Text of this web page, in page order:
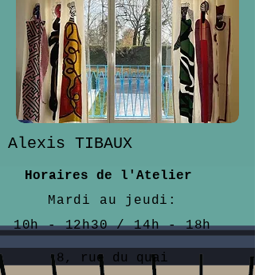
Alexis TIBAUX
Horaires de l'Atelier
Mardi au jeudi:
10h - 12h30 / 14h - 18h
8, rue du quai